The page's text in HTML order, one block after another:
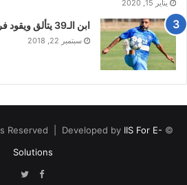
يناير 15, 2020
ابن الـ39 يتألق ويقود فريقه للفوز
سبتمبر 22, 2018
© Copyright 2026, All Rights Reserved | Developed by
IIS For E-
Solutions
Facebook